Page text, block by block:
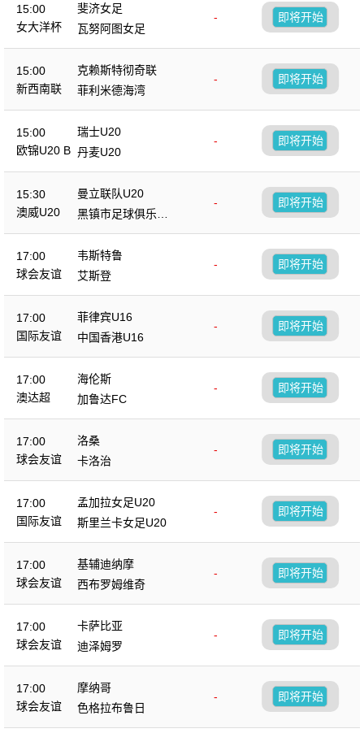
15:00
女大洋杯
斐济女足
-
瓦努阿图女足
即将开始
15:00
新西南联
克赖斯特彻奇联
-
菲利米德海湾
即将开始
15:00
欧锦U20 B
瑞士U20
-
丹麦U20
即将开始
15:30
澳威U20
曼立联队U20
-
黑镇市足球俱乐部
U20
即将开始
17:00
球会友谊
韦斯特鲁
-
艾斯登
即将开始
17:00
国际友谊
菲律宾U16
-
中国香港U16
即将开始
17:00
澳达超
海伦斯
-
加鲁达FC
即将开始
17:00
球会友谊
洛桑
-
卡洛治
即将开始
17:00
国际友谊
孟加拉女足U20
-
斯里兰卡女足U20
即将开始
17:00
球会友谊
基辅迪纳摩
-
西布罗姆维奇
即将开始
17:00
球会友谊
卡萨比亚
-
迪泽姆罗
即将开始
17:00
球会友谊
摩纳哥
-
色格拉布鲁日
即将开始